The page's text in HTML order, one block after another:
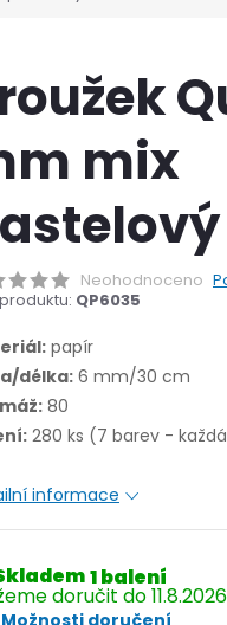
mix
Neohodnoceno
QP6035
papír
délka: 6 mm/30 cm
80
280 ks (7 barev -
informace
1 balení
11.8.2026
Možnosti doručení